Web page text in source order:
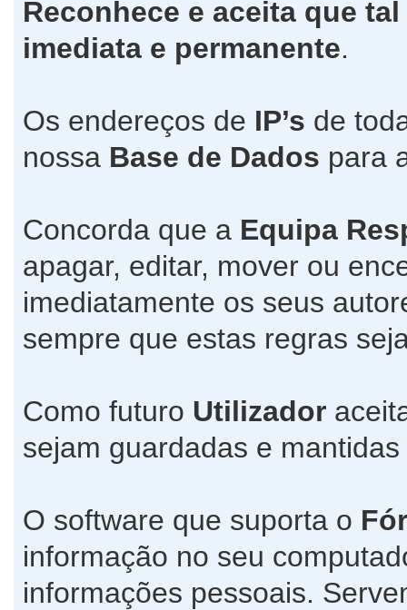
Reconhece e aceita que
imediata e permanente.
Os endereços de IP’s de
nossa Base de Dados para
Concorda que a Equipa
apagar, editar, mover ou
imediatamente os seus
sempre que estas regras
Como futuro Utilizador
sejam guardadas e
O software que suporta o
informação no seu
informações pessoais.